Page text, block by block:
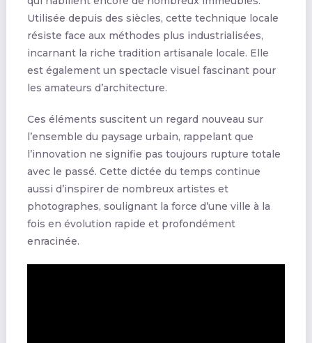
Utilisée depuis des siècles, cette technique locale
résiste face aux méthodes plus industrialisées,
incarnant la riche tradition artisanale locale. Elle
est également un spectacle visuel fascinant pour
les amateurs d’architecture.
Ces éléments suscitent un regard nouveau sur
l’ensemble du paysage urbain, rappelant que
l’innovation ne signifie pas toujours rupture totale
avec le passé. Cette dictée du temps continue
aussi d’inspirer de nombreux artistes et
photographes, soulignant la force d’une ville à la
fois en évolution rapide et profondément
enracinée.